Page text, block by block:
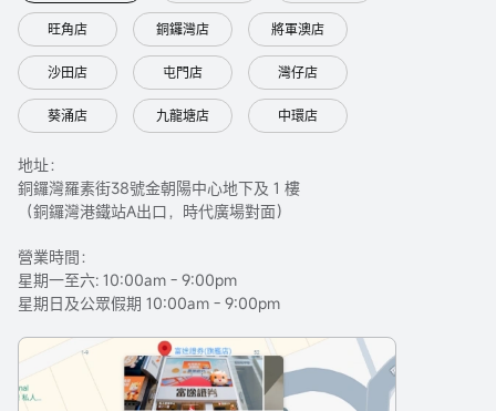
旺角店 銅鑼灣店 將軍澳店
沙田店 屯門店 灣仔店
葵涌店 九龍塘店 中環店
地址：
銅鑼灣羅素街38號金朝陽中心地下及 1 樓
（銅鑼灣港鐵站A出口，時代廣場對面）
營業時間：
星期一至六: 10:00am - 9:00pm
星期日及公眾假期 10:00am - 9:00pm